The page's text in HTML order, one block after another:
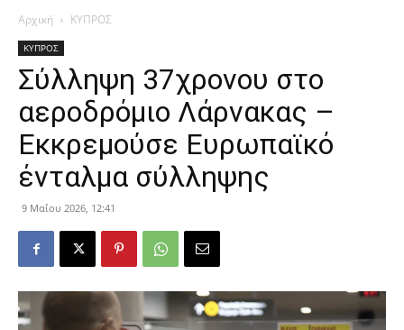
Αρχική ΚΥΠΡΟΣ
ΚΥΠΡΟΣ
Σύλληψη 37χρονου στο
αεροδρόμιο Λάρνακας –
Εκκρεμούσε Ευρωπαϊκό
ένταλμα σύλληψης
9 Μαΐου 2026, 12:41